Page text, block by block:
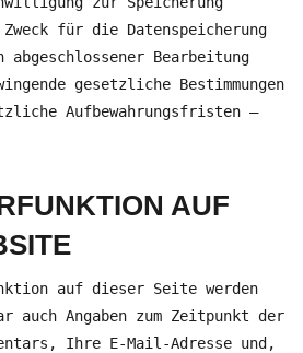
für die Datenspeicherung
Bearbeitung
gesetzliche Bestimmungen
Aufbewahrungsfristen –
AUF
auf dieser Seite werden
auch Angaben zum Zeitpunkt der
Ihre E-Mail-Adresse und,